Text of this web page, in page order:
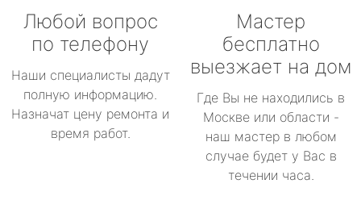
Любой вопрос
по телефону
Наши специалисты дадут
полную информацию.
Назначат цену ремонта и
время работ.
Мастер
бесплатно
выезжает на дом
Где Вы не находились в
Москве или области -
наш мастер в любом
случае будет у Вас в
течении часа.